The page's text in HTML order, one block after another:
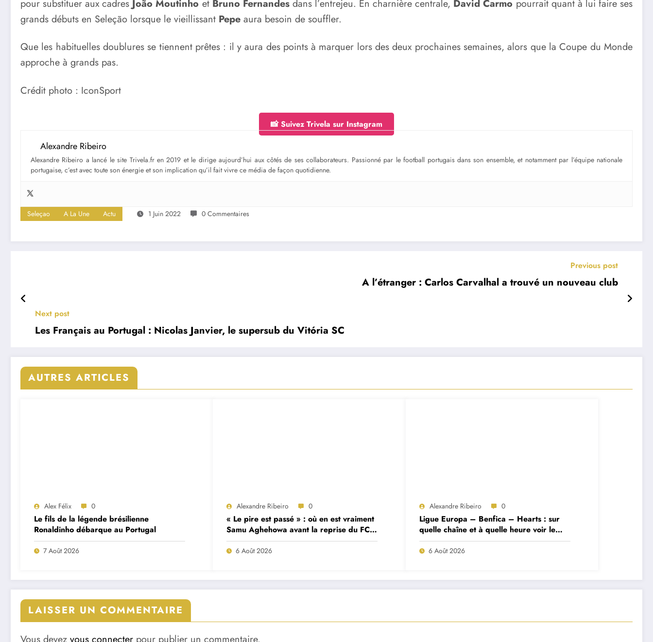
pour substituer aux cadres João Moutinho et Bruno Fernandesdans l’entrejeu. En charnière centrale, David Carmo pourrait quant à lui faire ses
grands débuts en Seleção lorsque le vieillissant Pepe aura besoin de souffler.
Que les habituelles doublures se tiennent prêtes : il y aura des points à marquer lors des deux prochaines semaines, alors que la Coupe du Monde
approche à grands pas.
Crédit photo : IconSport
📸 Suivez Trivela sur Instagram
Alexandre Ribeiro
Alexandre Ribeiro a lancé le site Trivela.fr en 2019 et le dirige aujourd’hui aux côtés de ses collaborateurs. Passionné par le football portugais dans son ensemble, et notamment par l’équipe nationale
portugaise, c’est avec toute son énergie et son implication qu’il fait vivre ce média de façon quotidienne.
Seleçao A La Une Actu 1 Juin 2022 0 Commentaires
Previous post
A l’étranger : Carlos Carvalhal a trouvé un nouveau club
Next post
Les Français au Portugal : Nicolas Janvier, le supersub du Vitória SC
AUTRES ARTICLES
Alex Félix 0
Le fils de la légende brésilienne
Ronaldinho débarque au Portugal
7 Août 2026
Alexandre Ribeiro 0
« Le pire est passé » : où en est vraiment
Samu Aghehowa avant la reprise du FC
Porto ?
6 Août 2026
Alexandre Ribeiro 0
Ligue Europa – Benfica – Hearts : sur
quelle chaîne et à quelle heure voir le
match ?
6 Août 2026
LAISSER UN COMMENTAIRE